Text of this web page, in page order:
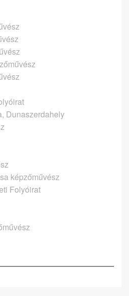
Dunaszerdahely
képzőművész
Folyóirat